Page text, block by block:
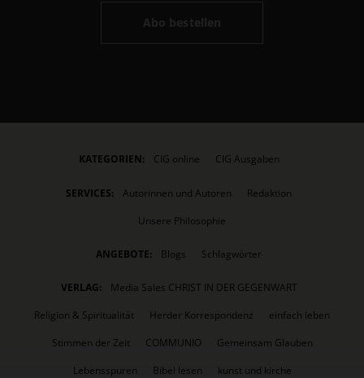
Abo bestellen
KATEGORIEN: CIG online CIG Ausgaben
SERVICES: Autorinnen und Autoren
Redaktion
Unsere Philosophie
ANGEBOTE: Blogs Schlagwörter
VERLAG:
Media Sales CHRIST IN DER GEGENWART
Religion & Spiritualität
Herder Korrespondenz
einfach leben
Stimmen der Zeit
COMMUNIO
Gemeinsam Glauben
Lebensspuren
Bibel lesen kunst und kirche